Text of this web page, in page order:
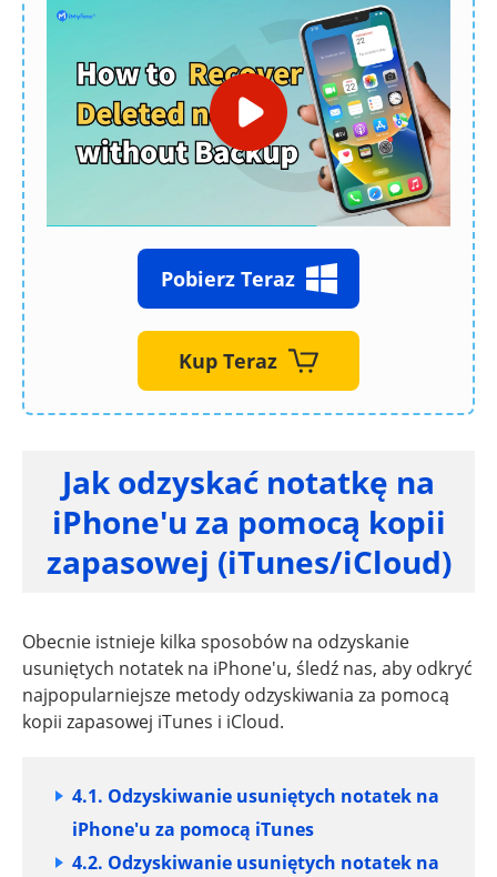
Pobierz Teraz
Kup Teraz
Jak odzyskać notatkę na
iPhone'u za pomocą kopii
zapasowej (iTunes/iCloud)
Obecnie istnieje kilka sposobów na odzyskanie
usuniętych notatek na iPhone'u, śledź nas, aby odkryć
najpopularniejsze metody odzyskiwania za pomocą
kopii zapasowej iTunes i iCloud.
4.1. Odzyskiwanie usuniętych notatek na
iPhone'u za pomocą iTunes
4.2. Odzyskiwanie usuniętych notatek na